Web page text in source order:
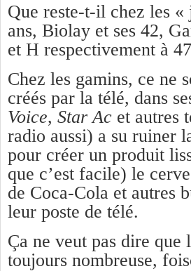
Que reste-t-il chez les «
ans, Biolay et ses 42,
et H respectivement à
Chez les gamins, ce ne
créés par la télé, dans
Voice, Star Ac et autres
radio aussi) a su ruiner
pour créer un produit
que c’est facile) le
de Coca-Cola et autres
leur poste de télé.
Ça ne veut pas dire que
toujours nombreuse,